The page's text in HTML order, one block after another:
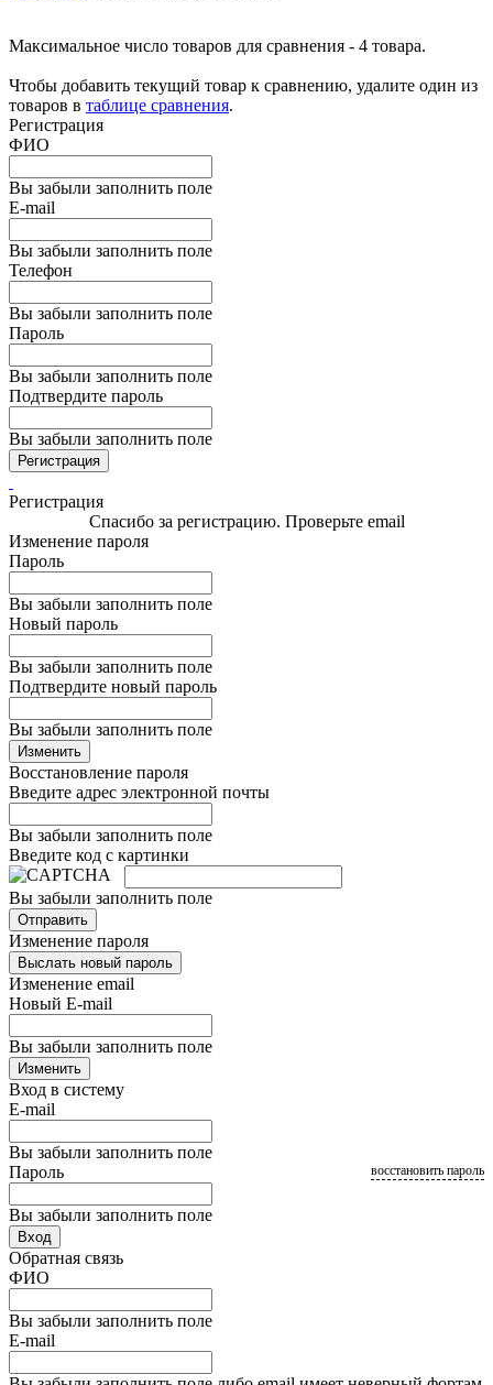
Максимальное число товаров для сравнения - 4 товара.
Чтобы добавить текущий товар к сравнению, удалите один из
товаров в таблице сравнения.
Регистрация
ФИО
Вы забыли заполнить поле
E-mail
Вы забыли заполнить поле
Телефон
Вы забыли заполнить поле
Пароль
Вы забыли заполнить поле
Подтвердите пароль
Вы забыли заполнить поле
Регистрация
Регистрация
Спасибо за регистрацию. Проверьте email
Изменение пароля
Пароль
Вы забыли заполнить поле
Новый пароль
Вы забыли заполнить поле
Подтвердите новый пароль
Вы забыли заполнить поле
Изменить
Восстановление пароля
Введите адрес электронной почты
Вы забыли заполнить поле
Введите код с картинки
Вы забыли заполнить поле
Отправить
Изменение пароля
Выслать новый пароль
Изменение email
Новый E-mail
Вы забыли заполнить поле
Изменить
Вход в систему
E-mail
Вы забыли заполнить поле
Пароль
Вы забыли заполнить поле
восстановить пароль
Вход
Обратная связь
ФИО
Вы забыли заполнить поле
E-mail